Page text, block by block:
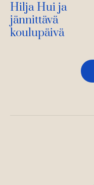
Hilja Hui ja
jännittävä
koulupäivä